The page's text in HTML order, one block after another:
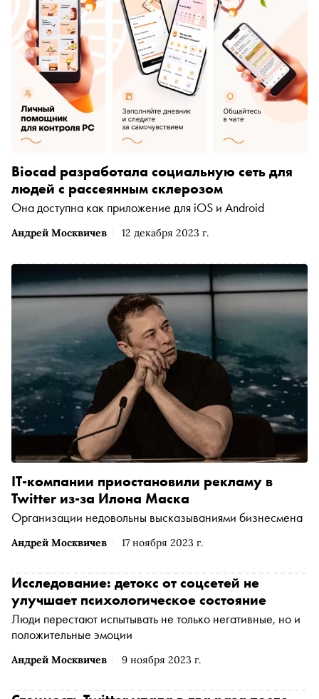
Андрей Москвичев 12 декабря 2023 г.
Biocad разработала социальную сеть для
людей с рассеянным склерозом
Она доступна как приложение для iOS и Android
Андрей Москвичев 17 ноября 2023 г.
IT-компании приостановили рекламу в
Twitter из-за Илона Маска
Организации недовольны высказываниями бизнесмена
Андрей Москвичев 9 ноября 2023 г.
Исследование: детокс от соцсетей не
улучшает психологическое состояние
Люди перестают испытывать не только негативные, но и
положительные эмоции